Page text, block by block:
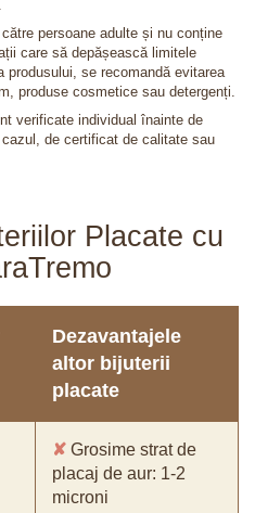
persoane adulte și nu conține
care să depășească limitele
se recomandă evitarea
produse cosmetice sau detergenți.
verificate individual înainte de
de certificat de calitate sau
Placate cu
Dezavantajele
altor bijuterii
placate
✘ Grosime strat de
placaj de aur: 1-2
microni